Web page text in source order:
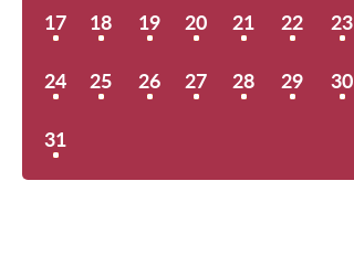
17 18 19 20 21 22 23
24 25 26 27 28 29 30
31